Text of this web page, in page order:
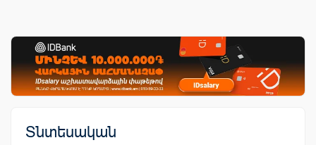
Տնտեսական